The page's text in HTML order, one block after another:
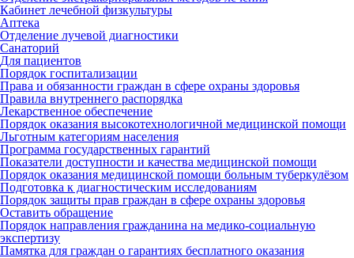
Кабинет лечебной физкультуры
Аптека
Отделение лучевой диагностики
Санаторий
Для пациентов
Порядок госпитализации
Права и обязанности граждан в сфере охраны здоровья
Правила внутреннего распорядка
Лекарственное обеспечение
Порядок оказания высокотехнологичной медицинской помощи
Льготным категориям населения
Программа государственных гарантий
Показатели доступности и качества медицинской помощи
Порядок оказания медицинской помощи больным туберкулёзом
Подготовка к диагностическим исследованиям
Порядок защиты прав граждан в сфере охраны здоровья
Оставить обращение
Порядок направления гражданина на медико-социальную
экспертизу
Памятка для граждан о гарантиях бесплатного оказания